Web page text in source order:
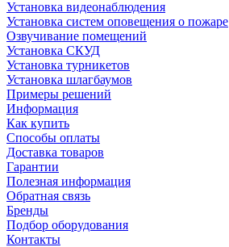
Установка видеонаблюдения
Установка систем оповещения о пожаре
Озвучивание помещений
Установка СКУД
Установка турникетов
Установка шлагбаумов
Примеры решений
Информация
Как купить
Способы оплаты
Доставка товаров
Гарантии
Полезная информация
Обратная связь
Бренды
Подбор оборудования
Контакты